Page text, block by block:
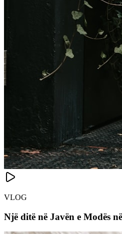
VLOG
Një ditë në Javën e Modës